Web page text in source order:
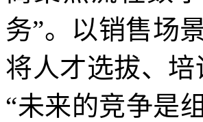
务”。以销售场
将人才选拔、
“未来的竞争是